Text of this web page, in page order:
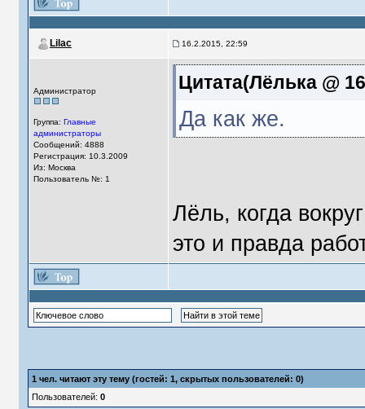
Lilac 16.2.2015, 22:59
Администратор
Группа: Главные
администраторы
Сообщений: 4888
Регистрация: 10.3.2009
Из: Москва
Пользователь №: 1
Цитата(Лёлька @
Да как же.
Лёль, когда
это и правда
1 чел. читают эту тему (гостей: 1, скрытых пользователей: 0)
Пользователей: 0